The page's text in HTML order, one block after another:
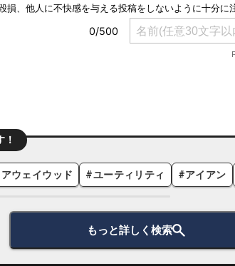
ウェイウッド #ユーティリティ #アイアン
もっと詳しく検索